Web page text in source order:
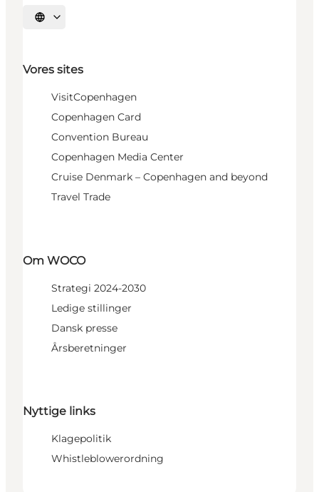
Vælg sprog
Vores sites
VisitCopenhagen
Copenhagen Card
Convention Bureau
Copenhagen Media Center
Cruise Denmark – Copenhagen and beyond
Travel Trade
Om WOCO
Strategi 2024-2030
Ledige stillinger
Dansk presse
Årsberetninger
Nyttige links
Klagepolitik
Whistleblowerordning